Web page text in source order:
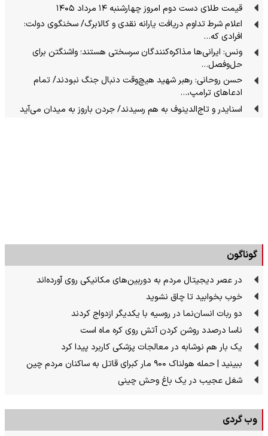
قیمت طلای دست دوم امروز چهارشنبه ۱۴ مرداد ۱۴۰۵
اعلام شرط تداوم دریافت یارانه نقدی و کالابرگ/ سخنگوی دولت:
افرادی که…
ونس: ایرانی‌ها مذاکره‌کنندگان سرسختی هستند؛ واشنگتن برای
حل‌وفصل…
حسن روحانی: رهبر شهید هیچ‌وقت دنبال جنگ نبودند/ تمام
ادعاهای ترامپ،…
اسنایدر و تاج‌الدینوف به هم رسیدند/ جردن باروز به میدان می‌آید
گوناگون
در عصر دیجیتال مردم به دوربین‌های مکانیکی روی آورده‌اند
خوب بخوابید تا چاق نشوید
دو ربات انسان‌نما در روسیه با یکدیگر ازدواج کردند
ناسا درصدد روشن کردن آتش روی کره ماه است
یک بار هم نوشابه در معالجات پزشکی کاربرد پیدا کرد
ببینید | حمله هولناک ۹۰۰ مار کبرای قاتل به ساکنان مردم چین
شغل عجیب در یک باغ وحش چینی
وب گردی